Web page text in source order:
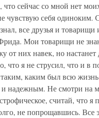
что сейчас со мной нет
чувствую себя одиноким.
все друзья и
Мои товарищи не
от них навек, но настанет
что я не струсил, что и в
таким, каким был всю
надежным. Не смотри на
считай, что я
не попрощавшись. Все